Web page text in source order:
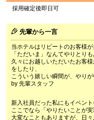
採用確定後即日可
先輩から一言
当ホテルはリピートのお客様
「ただいま」なんてやりとりも
久々にお越しいただいたお客
をしたり、
こういう嬉しい瞬間が、やりが
by 先輩スタッフ
新入社員だった私にもイベン
ここでなら「やりたいことが
大変なこともありますが、日